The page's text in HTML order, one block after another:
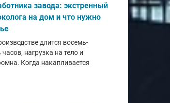
завода: экстренный
на дом и что нужно
длится восемь-
нагрузка на тело и
Когда накапливается